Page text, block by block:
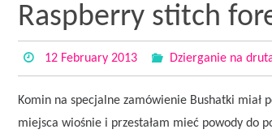
Raspberry stitch
12 February 2013 Dzierganie na
Komin na specjalne zamówienie Bushatki miał
miejsca wiośnie i przestałam mieć powody do